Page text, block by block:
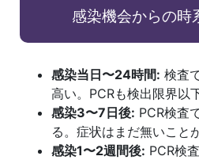
感染機会からの時
感染当日〜24時間: 検査
高い。PCRも検出限界以
感染3〜7日後: PCR検査
る。症状はまだ無いこと
感染1〜2週間後: PCR検